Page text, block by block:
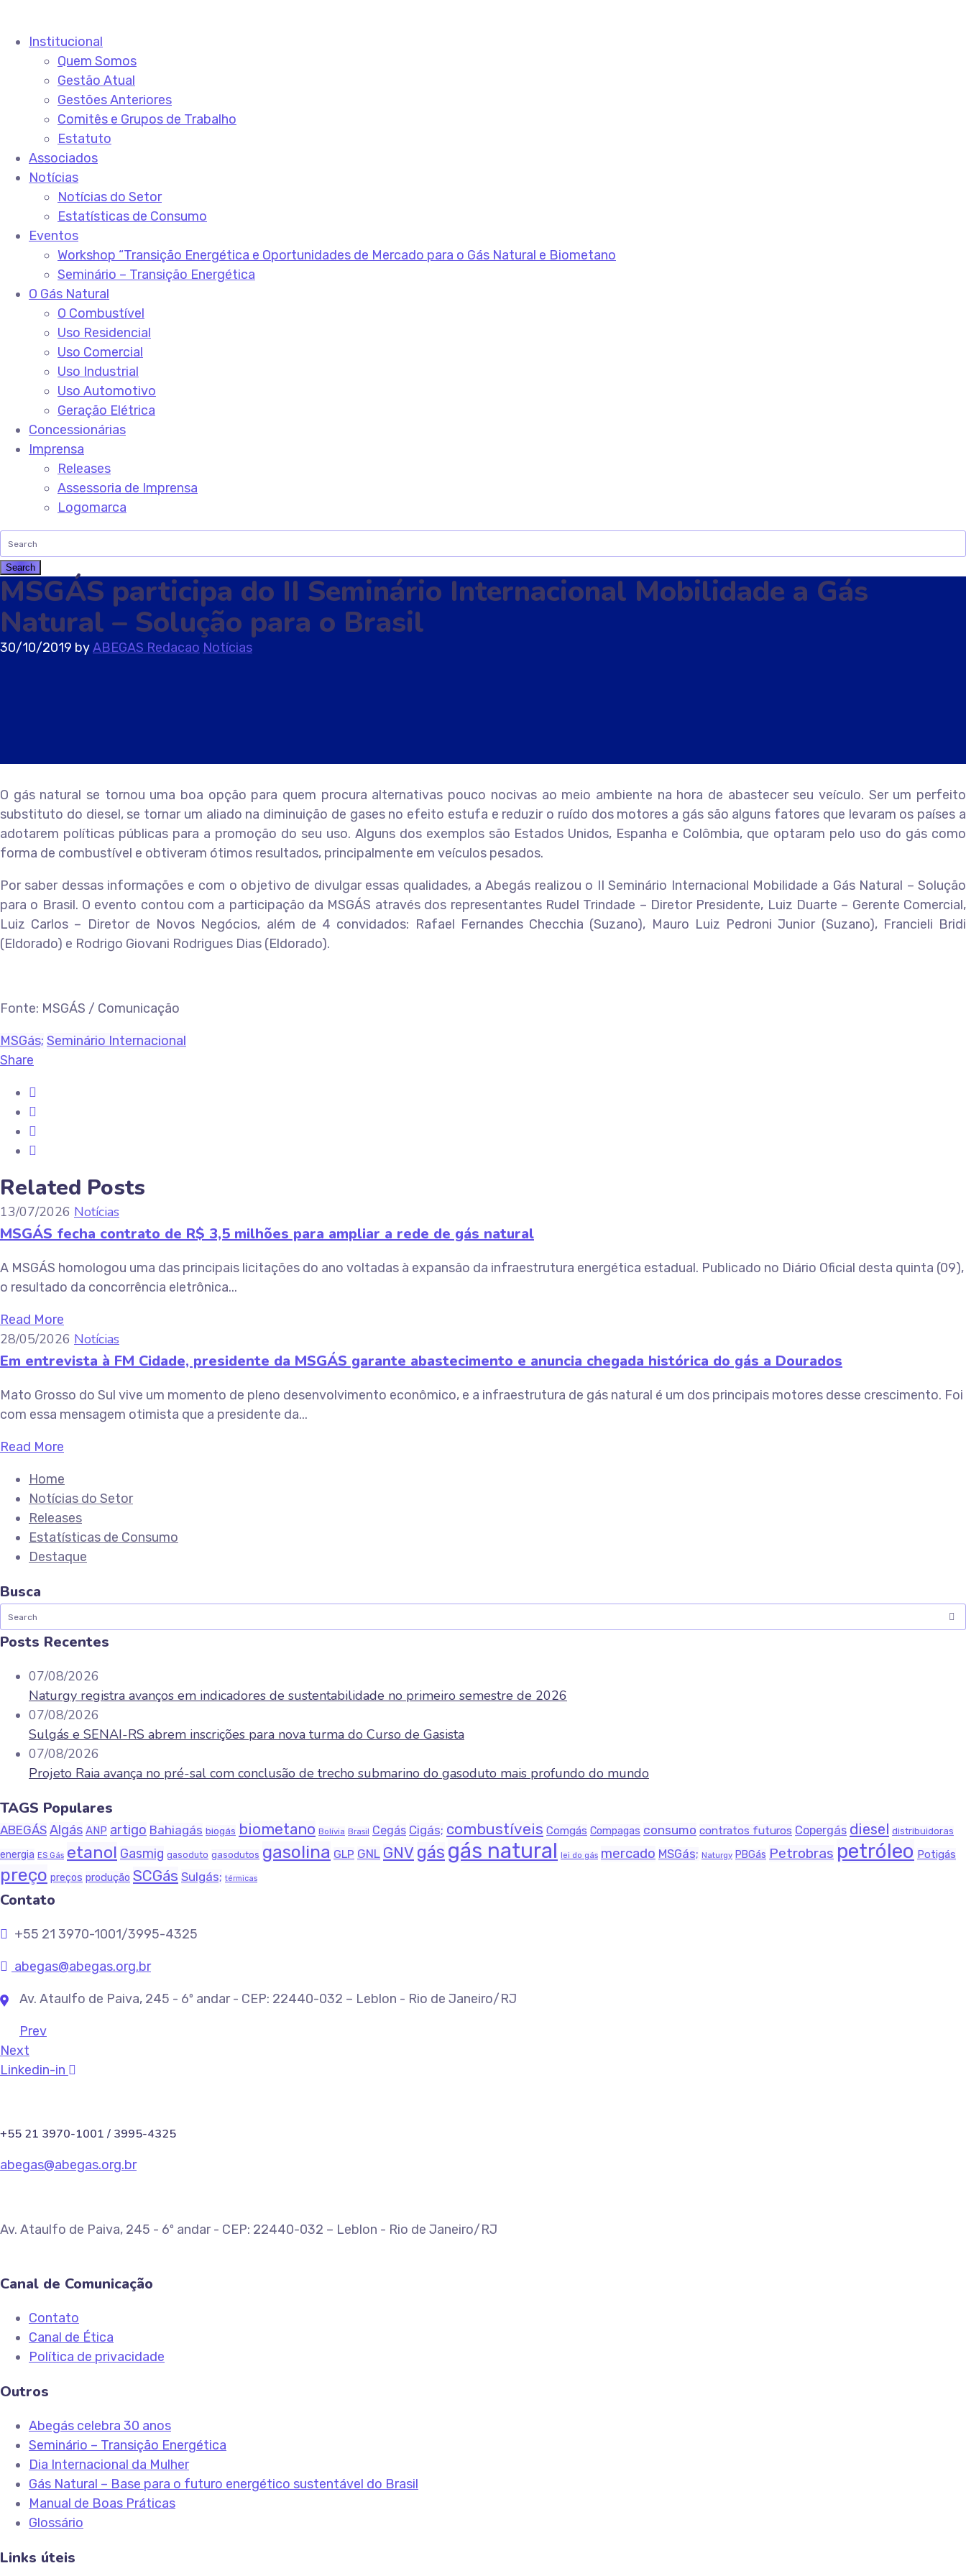
Institucional
Quem Somos
Gestão Atual
Gestões Anteriores
Comitês e Grupos de Trabalho
Estatuto
Associados
Notícias
Notícias do Setor
Estatísticas de Consumo
Eventos
Workshop “Transição Energética e Oportunidades de Mercado para o Gás Natural e Biometano
Seminário – Transição Energética
O Gás Natural
O Combustível
Uso Residencial
Uso Comercial
Uso Industrial
Uso Automotivo
Geração Elétrica
Concessionárias
Imprensa
Releases
Assessoria de Imprensa
Logomarca
MSGÁS participa do II Seminário Internacional Mobilidade a Gás
Natural – Solução para o Brasil
30/10/2019 byABEGAS Redacao Notícias
O gás natural se tornou uma boa opção para quem procura alternativas pouco nocivas ao meio ambiente na hora de abastecer seu veículo. Ser um perfeito
substituto do diesel, se tornar um aliado na diminuição de gases no efeito estufa e reduzir o ruído dos motores a gás são alguns fatores que levaram os países a
adotarem políticas públicas para a promoção do seu uso. Alguns dos exemplos são Estados Unidos, Espanha e Colômbia, que optaram pelo uso do gás como
forma de combustível e obtiveram ótimos resultados, principalmente em veículos pesados.
Por saber dessas informações e com o objetivo de divulgar essas qualidades, a Abegás realizou o II Seminário Internacional Mobilidade a Gás Natural – Solução
para o Brasil. O evento contou com a participação da MSGÁS através dos representantes Rudel Trindade – Diretor Presidente, Luiz Duarte – Gerente Comercial,
Luiz Carlos – Diretor de Novos Negócios, além de 4 convidados: Rafael Fernandes Checchia (Suzano), Mauro Luiz Pedroni Junior (Suzano), Francieli Bridi
(Eldorado) e Rodrigo Giovani Rodrigues Dias (Eldorado).
Fonte: MSGÁS / Comunicação
MSGás; Seminário Internacional
Share
Related Posts
13/07/2026 Notícias
MSGÁS fecha contrato de R$ 3,5 milhões para ampliar a rede de gás natural
A MSGÁS homologou uma das principais licitações do ano voltadas à expansão da infraestrutura energética estadual. Publicado no Diário Oficial desta quinta (09),
o resultado da concorrência eletrônica...
Read More
28/05/2026 Notícias
Em entrevista à FM Cidade, presidente da MSGÁS garante abastecimento e anuncia chegada histórica do gás a Dourados
Mato Grosso do Sul vive um momento de pleno desenvolvimento econômico, e a infraestrutura de gás natural é um dos principais motores desse crescimento. Foi
com essa mensagem otimista que a presidente da...
Read More
Home
Notícias do Setor
Releases
Estatísticas de Consumo
Destaque
Busca
Posts Recentes
07/08/2026
Naturgy registra avanços em indicadores de sustentabilidade no primeiro semestre de 2026
07/08/2026
Sulgás e SENAI-RS abrem inscrições para nova turma do Curso de Gasista
07/08/2026
Projeto Raia avança no pré-sal com conclusão de trecho submarino do gasoduto mais profundo do mundo
TAGS Populares
ABEGÁS Algás ANP artigo Bahiagás biogás biometano Bolívia Brasil Cegás Cigás; combustíveis Comgás Compagas consumo contratos futuros Copergás diesel distribuidoras
energia ES Gás etanol Gasmig gasoduto gasodutos gasolina GLP GNL GNV gás gás natural lei do gás mercado MSGás; Naturgy PBGás Petrobras petróleo Potigás
preço preços produção SCGás Sulgás; térmicas
Contato
+55 21 3970-1001/3995-4325
abegas@abegas.org.br
Av. Ataulfo de Paiva, 245 - 6º andar - CEP: 22440-032 – Leblon - Rio de Janeiro/RJ
Prev
Next
Linkedin-in
+55 21 3970-1001 / 3995-4325
abegas@abegas.org.br
Av. Ataulfo de Paiva, 245 - 6º andar - CEP: 22440-032 – Leblon - Rio de Janeiro/RJ
Canal de Comunicação
Contato
Canal de Ética
Política de privacidade
Outros
Abegás celebra 30 anos
Seminário – Transição Energética
Dia Internacional da Mulher
Gás Natural – Base para o futuro energético sustentável do Brasil
Manual de Boas Práticas
Glossário
Links úteis